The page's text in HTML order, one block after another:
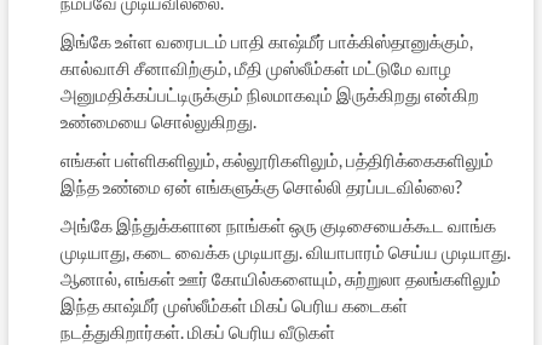
இங்கே உள்ள வரைபடம் பாதி காஷ்மீர் பாக்கிஸ்தானுக்கும்,
கால்வாசி சீனாவிற்கும், மீதி முஸ்லீம்கள் மட்டுமே வாழ
அனுமதிக்கப்பட்டிருக்கும் நிலமாகவும் இருக்கிறது என்கிற
உண்மையை சொல்லுகிறது.
எங்கள் பள்ளிகளிலும், கல்லூரிகளிலும், பத்திரிக்கைகளிலும்
இந்த உண்மை ஏன் எங்களுக்கு சொல்லி தரப்படவில்லை?
அங்கே இந்துக்களான நாங்கள் ஒரு குடிசையைக்கூட வாங்க
முடியாது, கடை வைக்க முடியாது. வியாபாரம் செய்ய முடியாது.
ஆனால், எங்கள் ஊர் கோயில்களையும், சுற்றுலா தலங்களிலும்
இந்த காஷ்மீர் முஸ்லீம்கள் மிகப் பெரிய கடைகள்
நடத்துகிறார்கள். மிகப் பெரிய வீடுகள்